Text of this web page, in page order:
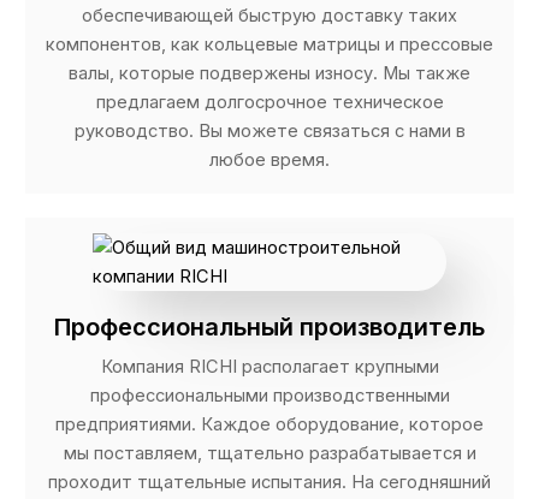
обеспечивающей быструю доставку таких
компонентов, как кольцевые матрицы и прессовые
валы, которые подвержены износу. Мы также
предлагаем долгосрочное техническое
руководство. Вы можете связаться с нами в
любое время.
Профессиональный производитель
Компания RICHI располагает крупными
профессиональными производственными
предприятиями. Каждое оборудование, которое
мы поставляем, тщательно разрабатывается и
проходит тщательные испытания. На сегодняшний